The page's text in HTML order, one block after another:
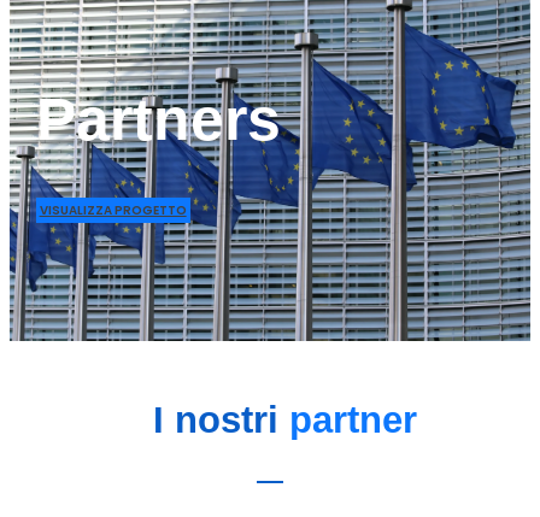
Partners
VISUALIZZA PROGETTO
I nostri partner